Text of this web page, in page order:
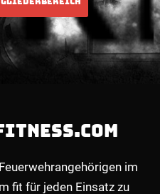
im
fit für jeden Einsatz zu